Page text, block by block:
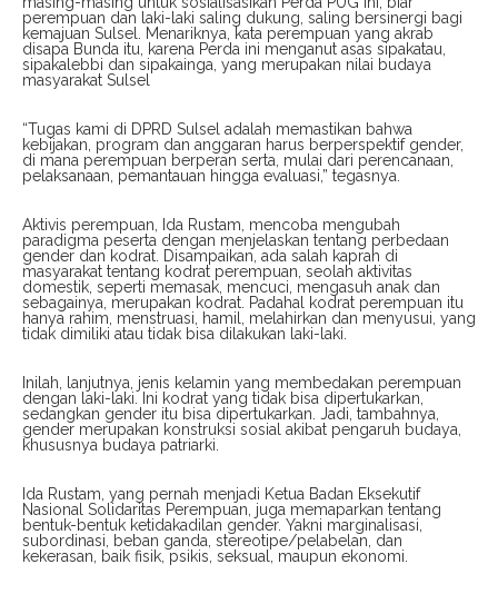
perempuan dan laki-laki saling dukung, saling bersinergi bagi
kemajuan Sulsel. Menariknya, kata perempuan yang akrab
disapa Bunda itu, karena Perda ini menganut asas sipakatau,
sipakalebbi dan sipakainga, yang merupakan nilai budaya
masyarakat Sulsel
“Tugas kami di DPRD Sulsel adalah memastikan bahwa
kebijakan, program dan anggaran harus berperspektif gender,
di mana perempuan berperan serta, mulai dari perencanaan,
pelaksanaan, pemantauan hingga evaluasi,” tegasnya.
Aktivis perempuan, Ida Rustam, mencoba mengubah
paradigma peserta dengan menjelaskan tentang perbedaan
gender dan kodrat. Disampaikan, ada salah kaprah di
masyarakat tentang kodrat perempuan, seolah aktivitas
domestik, seperti memasak, mencuci, mengasuh anak dan
sebagainya, merupakan kodrat. Padahal kodrat perempuan itu
hanya rahim, menstruasi, hamil, melahirkan dan menyusui, yang
tidak dimiliki atau tidak bisa dilakukan laki-laki.
Inilah, lanjutnya, jenis kelamin yang membedakan perempuan
dengan laki-laki. Ini kodrat yang tidak bisa dipertukarkan,
sedangkan gender itu bisa dipertukarkan. Jadi, tambahnya,
gender merupakan konstruksi sosial akibat pengaruh budaya,
khususnya budaya patriarki.
Ida Rustam, yang pernah menjadi Ketua Badan Eksekutif
Nasional Solidaritas Perempuan, juga memaparkan tentang
bentuk-bentuk ketidakadilan gender. Yakni marginalisasi,
subordinasi, beban ganda, stereotipe/pelabelan, dan
kekerasan, baik fisik, psikis, seksual, maupun ekonomi.